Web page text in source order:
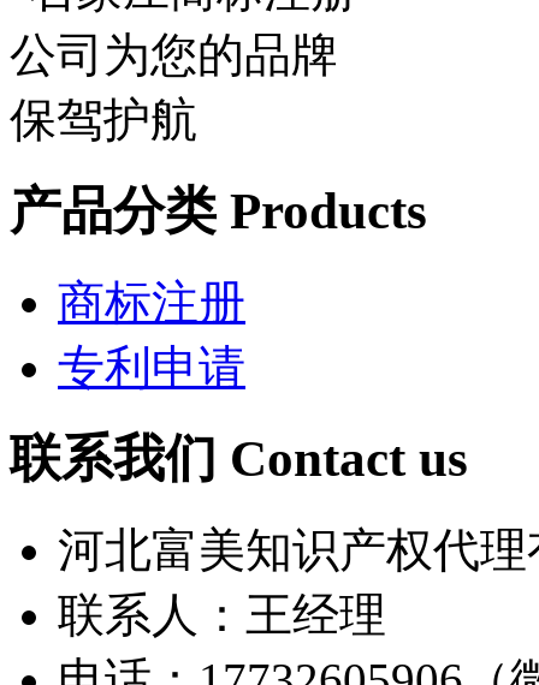
产品分类 Products
商标注册
专利申请
联系我们 Contact us
河北富美知识产权代
联系人：王经理